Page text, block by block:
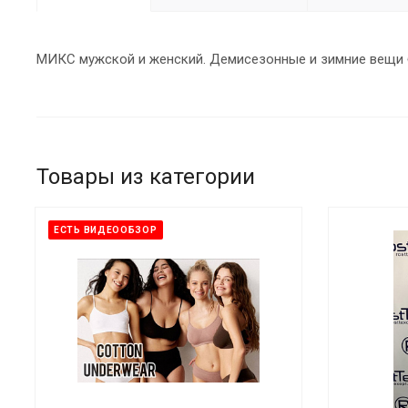
МИКС мужской и женский. Демисезонные и зимние вещи
Товары из категории
ЕСТЬ ВИДЕООБЗОР